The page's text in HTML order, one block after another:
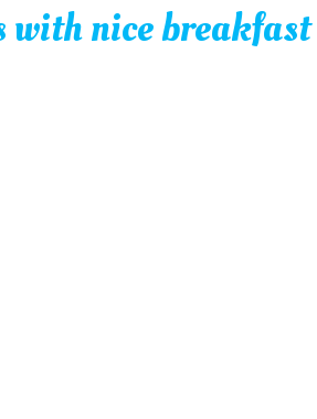
with nice breakfast